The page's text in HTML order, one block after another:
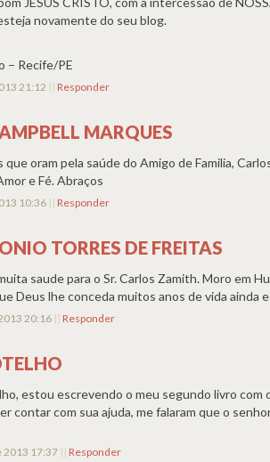
novamente do seu blog.
– Recife/PE
21:12 || Responder
MARQUES
que oram pela saúde do Amigo de Familia,
e Fé. Abraços
10:36 || Responder
TORRES DE FREITAS
saude para o Sr. Carlos Zamith. Moro em
Deus lhe conceda muitos anos de vida
20:16 || Responder
estou escrevendo o meu segundo livro com
contar com sua ajuda, me falaram que o
2013 17:37 || Responder